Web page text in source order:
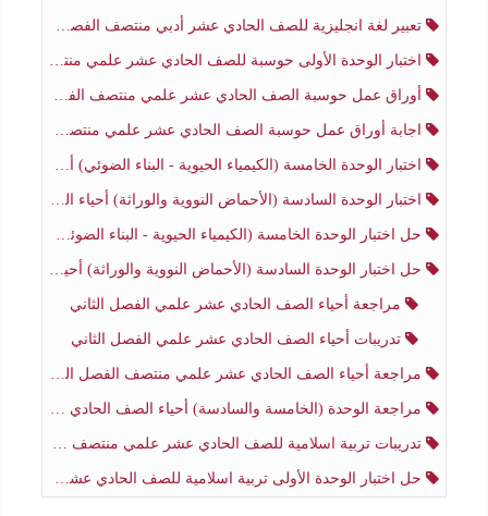
تعبير لغة انجليزية للصف الحادي عشر أدبي منتصف الفصل الثاني
اختبار الوحدة الأولى حوسبة للصف الحادي عشر علمي منتصف الفصل الثاني
أوراق عمل حوسبة الصف الحادي عشر علمي منتصف الفصل الثاني
اجابة أوراق عمل حوسبة الصف الحادي عشر علمي منتصف الفصل الثاني
اختبار الوحدة الخامسة (الكيمياء الحيوية - البناء الضوئي) أحياء الصف الحادي عشر علمي الفصل الثاني
اختبار الوحدة السادسة (الأحماض النووية والوراثة) أحياء الصف الحادي عشر علمي منتصف الفصل الثاني
حل اختبار الوحدة الخامسة (الكيمياء الحيوية - البناء الضوئي) أحياء الصف الحادي عشر علمي الفصل الثاني
حل اختبار الوحدة السادسة (الأحماض النووية والوراثة) أحياء الصف الحادي عشر علمي منتصف الفصل الثاني
مراجعة أحياء الصف الحادي عشر علمي الفصل الثاني
تدريبات أحياء الصف الحادي عشر علمي الفصل الثاني
مراجعة أحياء الصف الحادي عشر علمي منتصف الفصل الثاني
مراجعة الوحدة (الخامسة والسادسة) أحياء الصف الحادي عشر علمي منتصف الفصل الثاني
تدريبات تربية اسلامية للصف الحادي عشر علمي منتصف الفصل الثاني
حل اختبار الوحدة الأولى تربية اسلامية للصف الحادي عشر علمي منتصف الفصل الثاني